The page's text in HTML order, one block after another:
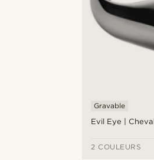
Evil Eye |
Gravable
2 COULEURS